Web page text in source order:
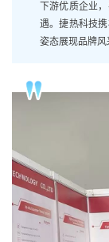
下游优质企业
遇。捷热科技
姿态展现品牌风